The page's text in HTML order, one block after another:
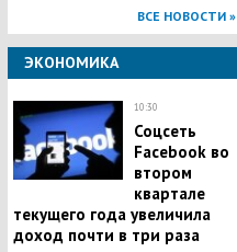
ВСЕ НОВОСТИ »
ЭКОНОМИКА
10:30
Соцсеть
Facebook во
втором
квартале
текущего года увеличила
доход почти в три раза